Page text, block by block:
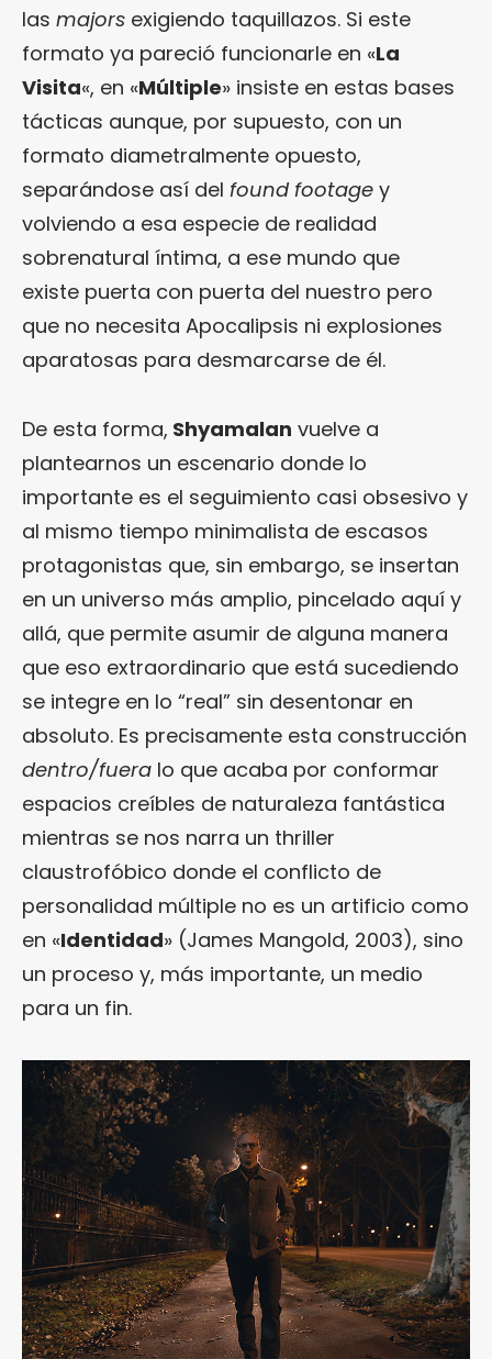
las majors exigiendo taquillazos. Si este
formato ya pareció funcionarle en «La
Visita«, en «Múltiple» insiste en estas bases
tácticas aunque, por supuesto, con un
formato diametralmente opuesto,
separándose así del found footage y
volviendo a esa especie de realidad
sobrenatural íntima, a ese mundo que
existe puerta con puerta del nuestro pero
que no necesita Apocalipsis ni explosiones
aparatosas para desmarcarse de él.
De esta forma, Shyamalan vuelve a
plantearnos un escenario donde lo
importante es el seguimiento casi obsesivo y
al mismo tiempo minimalista de escasos
protagonistas que, sin embargo, se insertan
en un universo más amplio, pincelado aquí y
allá, que permite asumir de alguna manera
que eso extraordinario que está sucediendo
se integre en lo “real” sin desentonar en
absoluto. Es precisamente esta construcción
dentro/fuera lo que acaba por conformar
espacios creíbles de naturaleza fantástica
mientras se nos narra un thriller
claustrofóbico donde el conflicto de
personalidad múltiple no es un artificio como
en «Identidad» (James Mangold, 2003), sino
un proceso y, más importante, un medio
para un fin.